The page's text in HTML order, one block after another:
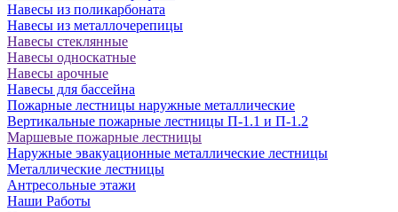
Навесы из поликарбоната
Навесы из металлочерепицы
Навесы стеклянные
Навесы односкатные
Навесы арочные
Навесы для бассейна
Пожарные лестницы наружные металлические
Вертикальные пожарные лестницы П-1.1 и П-1.2
Маршевые пожарные лестницы
Наружные эвакуационные металлические лестницы
Металлические лестницы
Антресольные этажи
Наши Работы